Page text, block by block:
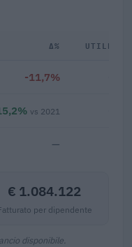
Δ% UTILE/
-11,7%
vs 2021
—
€ 1.084.122
per dipendente
disponibile.